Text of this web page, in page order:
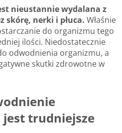
nieustannie wydalana z
skórę, nerki i płuca. Właśnie
do organizmu tego
ilości. Niedostatecznie
odwodnienia organizmu, a
skutki zdrowotne w
trudniejsze